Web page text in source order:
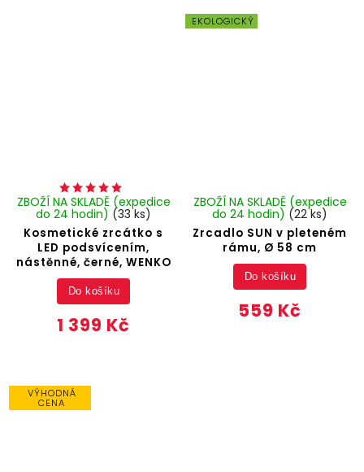
Kosmetické zrcátko s
LED podsvícením,
nástěnné, černé, WENKO
ZBOŽÍ NA SKLADĚ (expedice
do 24 hodin) (33 ks)
1 399 Kč
Do košíku
EKOLOGICKÝ
Zrcadlo SUN v pleteném
rámu, Ø 58 cm
ZBOŽÍ NA SKLADĚ (expedice
do 24 hodin) (22 ks)
559 Kč
Do košíku
VÝHODNÁ
CENA